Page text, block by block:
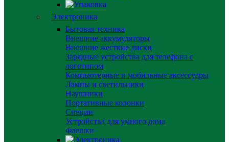
Электроника
Бытовая техника
Внешние аккумуляторы
Внешние жесткие диски
Зарядные устройства для телефона с
логотипом
Компьютерные и мобильные аксессуары
Лампы и светильники
Наушники
Портативные колонки
Специи
Устройства для умного дома
Флешки